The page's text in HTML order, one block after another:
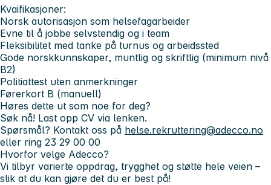
Kvaifikasjoner:
Norsk autorisasjon som helsefagarbeider
Evne til å jobbe selvstendig og i team
Fleksibilitet med tanke på turnus og arbeidssted
Gode norskkunnskaper, muntlig og skriftlig (minimum nivå
B2)
Politiattest uten anmerkninger
Førerkort B (manuell)
Høres dette ut som noe for deg?
Søk nå! Last opp CV via lenken.
Spørsmål? Kontakt oss på helse.rekruttering@adecco.no
eller ring 23 29 00 00
Hvorfor velge Adecco?
Vi tilbyr varierte oppdrag, trygghet og støtte hele veien –
slik at du kan gjøre det du er best på!